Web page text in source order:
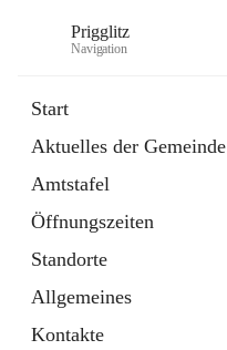
Prigglitz
Navigation
Start
Aktuelles der Gemeinde
Amtstafel
Öffnungszeiten
Standorte
Allgemeines
Kontakte
Externe Webseite
in
Tab
Gemeindezeitung
Ordner
öffnet
in
neuem
Tab